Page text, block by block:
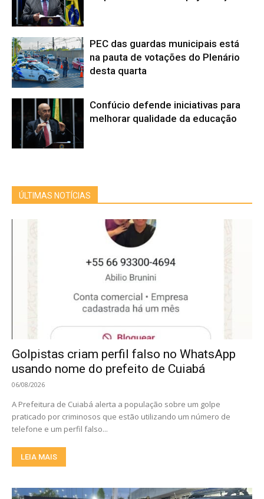
PEC das guardas municipais está
na pauta de votações do Plenário
desta quarta
Confúcio defende iniciativas para
melhorar qualidade da educação
ÚLTIMAS NOTÍCIAS
Golpistas criam perfil falso no WhatsApp
usando nome do prefeito de Cuiabá
06/08/2026
A Prefeitura de Cuiabá alerta a população sobre um golpe
praticado por criminosos que estão utilizando um número de
telefone e um perfil falso...
LEIA MAIS